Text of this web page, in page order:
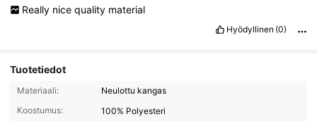
Really nice quality material
Hyödyllinen (0)
Tuotetiedot
Materiaali:
Neulottu kangas
Koostumus:
100% Polyesteri